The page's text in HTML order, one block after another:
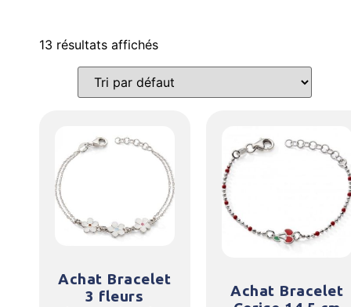
13 résultats affichés
Achat Bracelet
3 fleurs
Achat Bracelet